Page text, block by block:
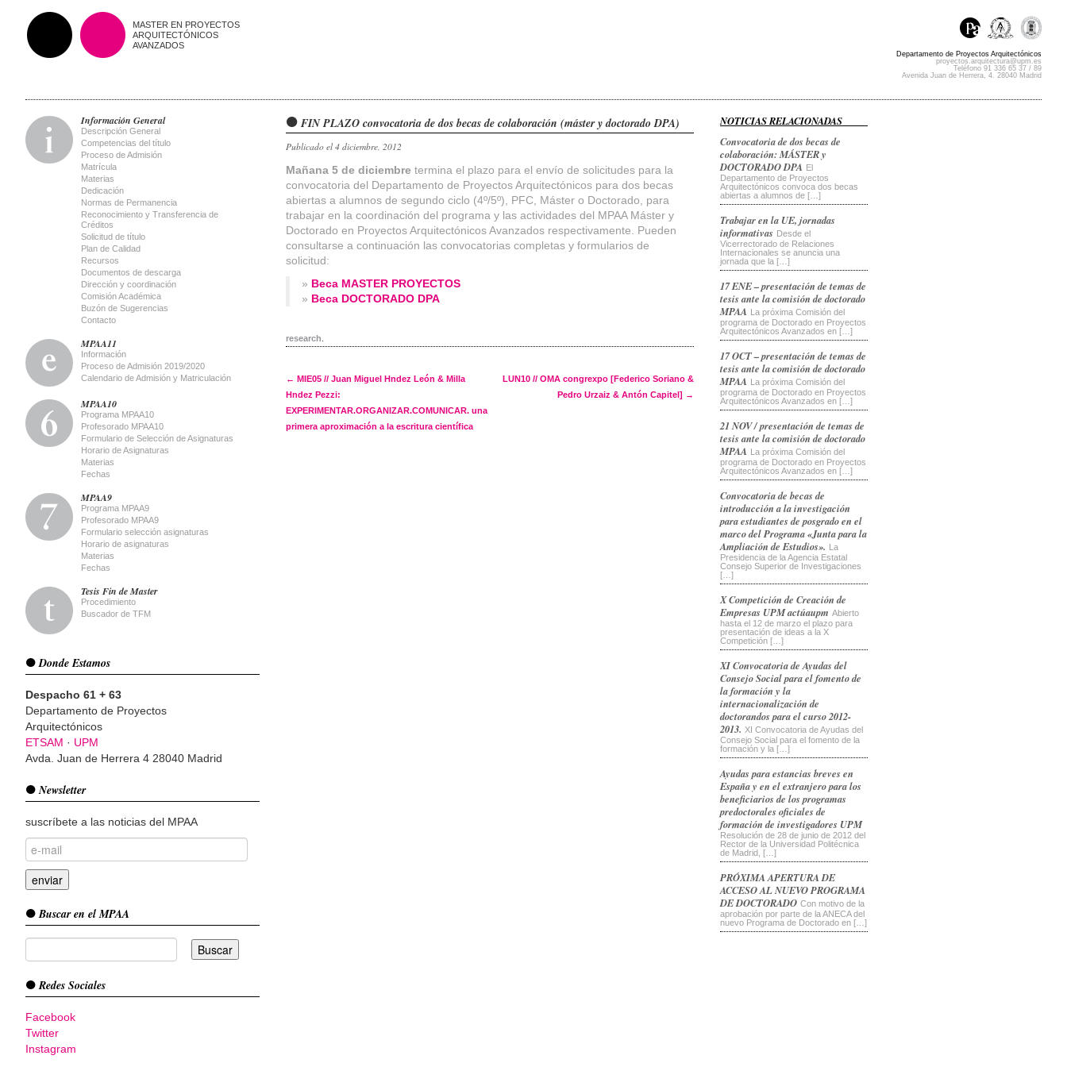
MASTER EN PROYECTOS
ARQUITECTÓNICOS
AVANZADOS
Departamento de Proyectos Arquitectónicos
proyectos.arquitectura@upm.es
Teléfono 91 336 65 37 / 89
Avenida Juan de Herrera, 4. 28040 Madrid
Información General
Descripción General
Competencias del título
Proceso de Admisión
Matrícula
Materias
Dedicación
Normas de Permanencia
Reconocimiento y Transferencia de
Créditos
Solicitud de título
Plan de Calidad
Recursos
Documentos de descarga
Dirección y coordinación
Comisión Académica
Buzón de Sugerencias
Contacto
MPAA11
Información
Proceso de Admisión 2019/2020
Calendario de Admisión y Matriculación
MPAA10
Programa MPAA10
Profesorado MPAA10
Formulario de Selección de Asignaturas
Horario de Asignaturas
Materias
Fechas
MPAA9
Programa MPAA9
Profesorado MPAA9
Formulario selección asignaturas
Horario de asignaturas
Materias
Fechas
Tesis Fin de Master
Procedimiento
Buscador de TFM
Donde Estamos
Despacho 61 + 63
Departamento de Proyectos
Arquitectónicos
ETSAM · UPM
Avda. Juan de Herrera 4 28040 Madrid
Newsletter
suscríbete a las noticias del MPAA
Buscar en el MPAA
Redes Sociales
Facebook
Twitter
Instagram
FIN PLAZO convocatoria de dos becas de colaboración (máster y doctorado DPA)
Publicado el 4 diciembre, 2012
Mañana 5 de diciembre termina el plazo para el envío de solicitudes para la
convocatoria del Departamento de Proyectos Arquitectónicos para dos becas
abiertas a alumnos de segundo ciclo (4º/5º), PFC, Máster o Doctorado, para
trabajar en la coordinación del programa y las actividades del MPAA Máster y
Doctorado en Proyectos Arquitectónicos Avanzados respectivamente. Pueden
consultarse a continuación las convocatorias completas y formularios de
solicitud:
» Beca MASTER PROYECTOS
» Beca DOCTORADO DPA
research
Post navigation
← MIE05 // Juan Miguel Hndez León & Milla
Hndez Pezzi:
EXPERIMENTAR.ORGANIZAR.COMUNICAR. una
primera aproximación a la escritura científica
LUN10 // OMA congrexpo [Federico Soriano &
Pedro Urzaiz & Antón Capitel] →
NOTICIAS RELACIONADAS
Convocatoria de dos becas de
colaboración: MÁSTER y
DOCTORADO DPA El
Departamento de Proyectos
Arquitectónicos convoca dos becas
abiertas a alumnos de […]
Trabajar en la UE, jornadas
informativas Desde el
Vicerrectorado de Relaciones
Internacionales se anuncia una
jornada que la […]
17 ENE – presentación de temas de
tesis ante la comisión de doctorado
MPAA La próxima Comisión del
programa de Doctorado en Proyectos
Arquitectónicos Avanzados en […]
17 OCT – presentación de temas de
tesis ante la comisión de doctorado
MPAA La próxima Comisión del
programa de Doctorado en Proyectos
Arquitectónicos Avanzados en […]
21 NOV / presentación de temas de
tesis ante la comisión de doctorado
MPAA La próxima Comisión del
programa de Doctorado en Proyectos
Arquitectónicos Avanzados en […]
Convocatoria de becas de
introducción a la investigación
para estudiantes de posgrado en el
marco del Programa «Junta para la
Ampliación de Estudios». La
Presidencia de la Agencia Estatal
Consejo Superior de Investigaciones
[…]
X Competición de Creación de
Empresas UPM actúaupm Abierto
hasta el 12 de marzo el plazo para
presentación de ideas a la X
Competición […]
XI Convocatoria de Ayudas del
Consejo Social para el fomento de
la formación y la
internacionalización de
doctorandos para el curso 2012-
2013. XI Convocatoria de Ayudas del
Consejo Social para el fomento de la
formación y la […]
Ayudas para estancias breves en
España y en el extranjero para los
beneficiarios de los programas
predoctorales oficiales de
formación de investigadores UPM
Resolución de 28 de junio de 2012 del
Rector de la Universidad Politécnica
de Madrid, […]
PRÓXIMA APERTURA DE
ACCESO AL NUEVO PROGRAMA
DE DOCTORADO Con motivo de la
aprobación por parte de la ANECA del
nuevo Programa de Doctorado en […]